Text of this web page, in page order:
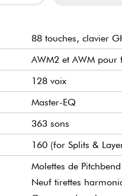
88 touches, clavier
AWM2 et AWM pour
128 voix
Master-EQ
363 sons
160 (for Splits &
Molettes de
Neuf tirettes